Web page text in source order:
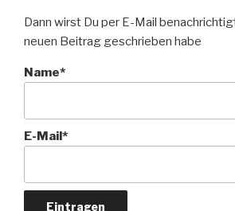
Dann wirst Du per E-Mail
neuen Beitrag geschrieben habe
Name*
E-Mail*